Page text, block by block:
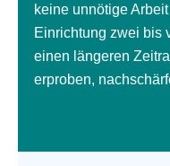
keine unnötige
Einrichtung zwei bis
einen längeren
erproben,